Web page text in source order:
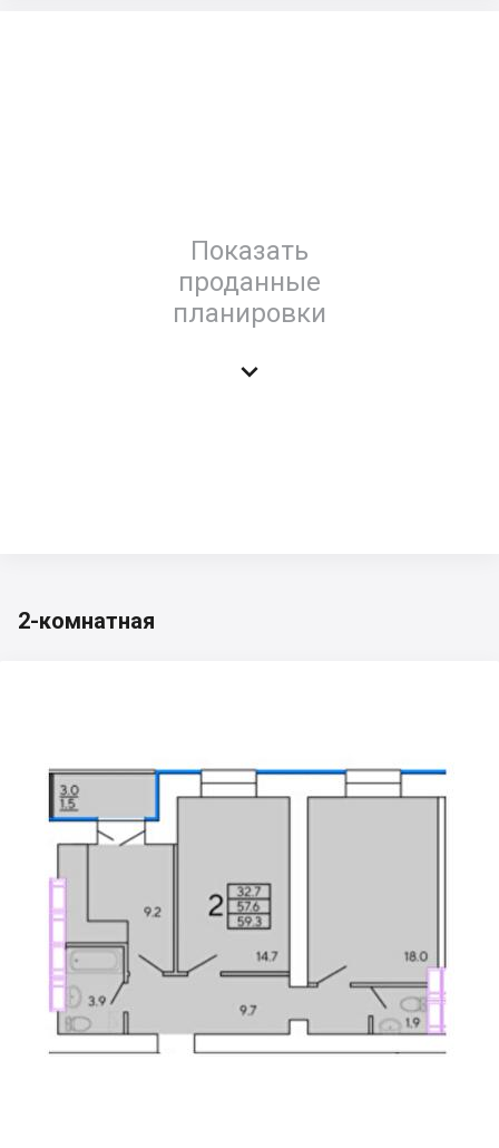
Показать
проданные
планировки

2-комнатная